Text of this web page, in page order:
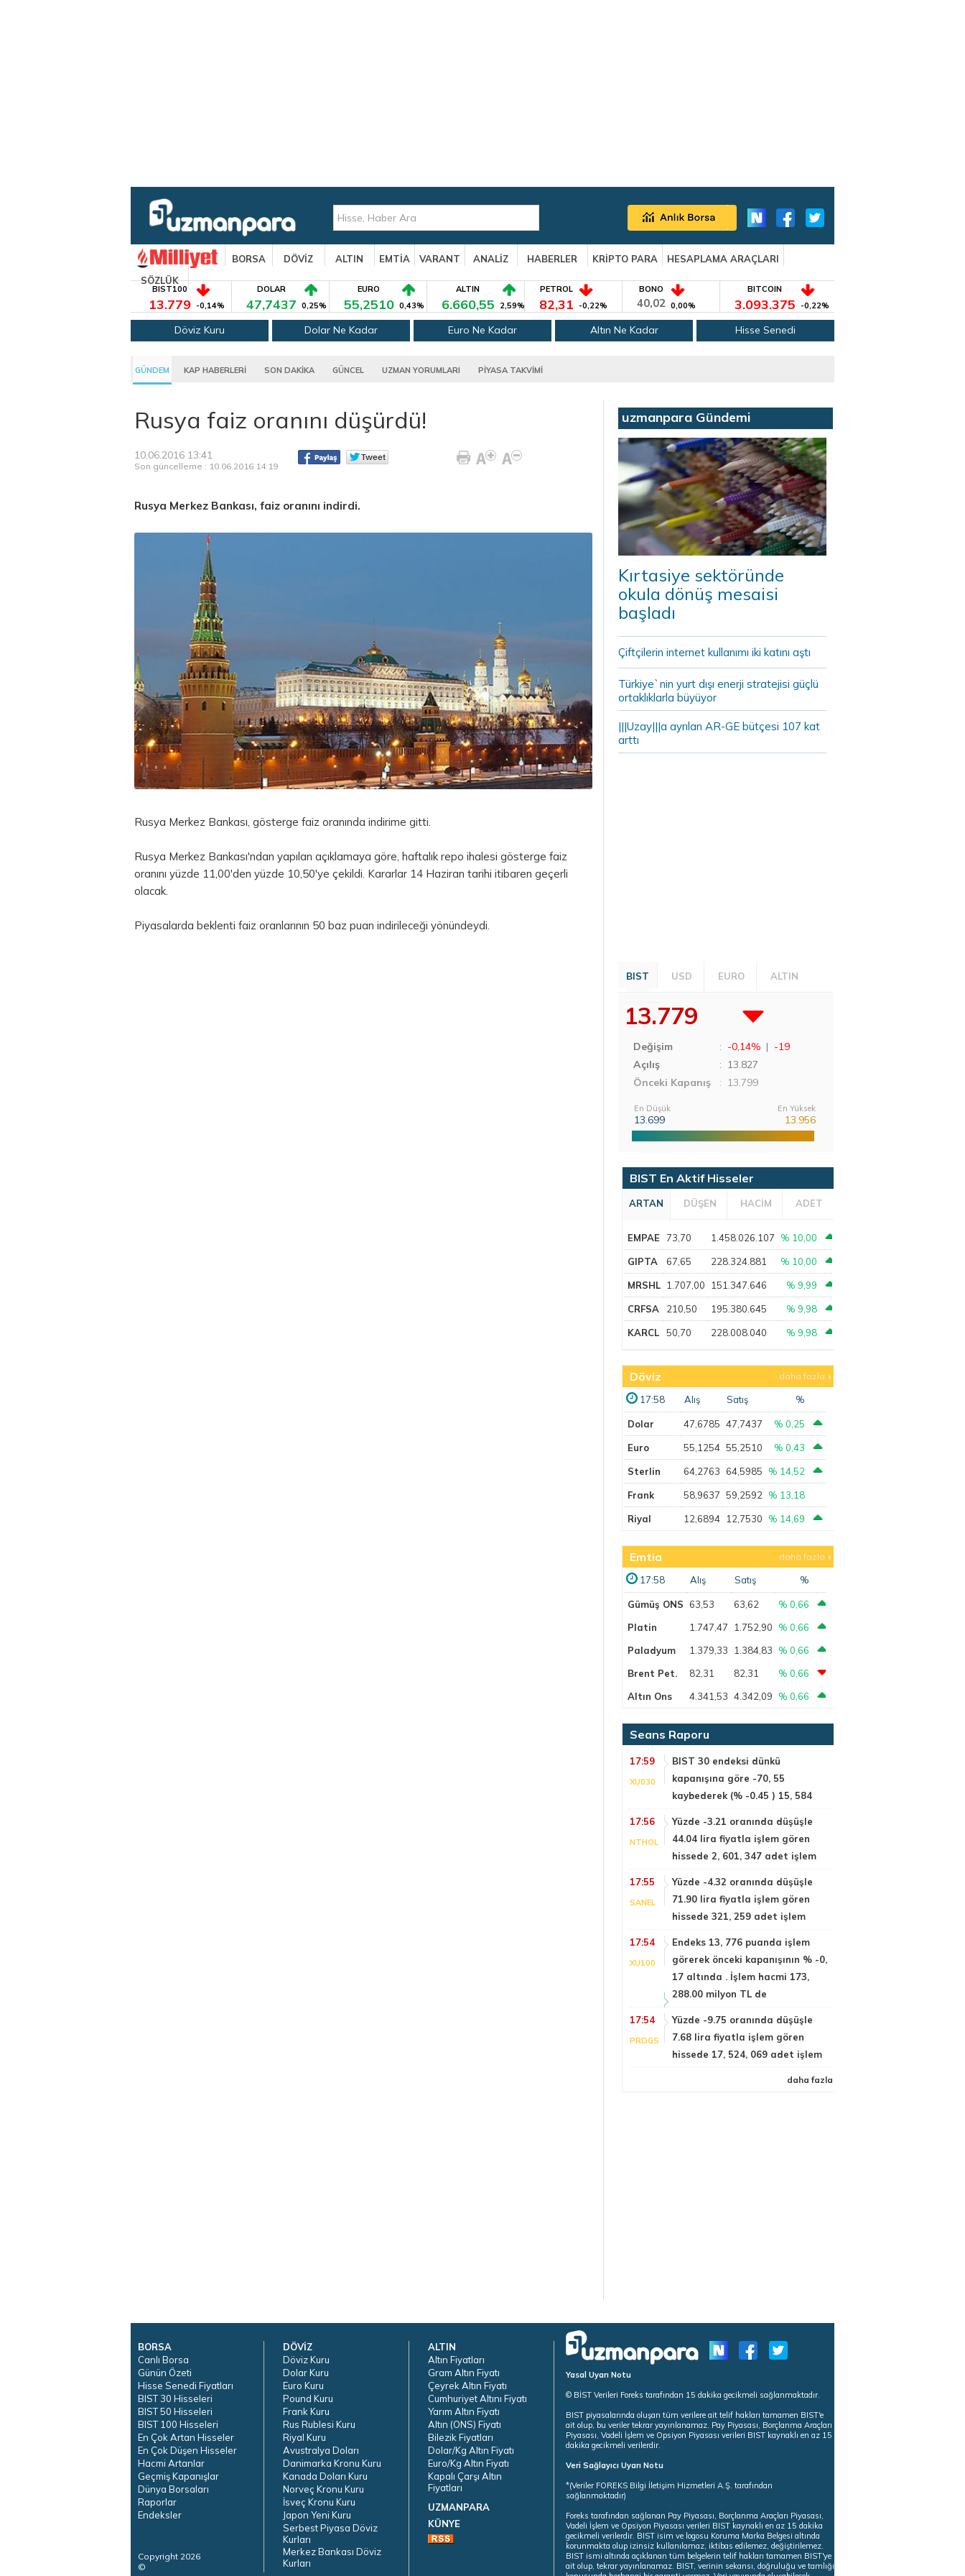
BORSA DÖVİZ ALTIN EMTİA VARANT ANALİZ HABERLER KRİPTO PARA
HESAPLAMA ARAÇLARI
SÖZLÜK
BIST100
13.779 -0,14%
DOLAR
47,7437 0,25%
EURO
55,2510 0,43%
ALTIN
6.660,55 2,59%
PETROL
82,31 -0,22%
BONO
40,02 0,00%
BITCOIN
3.093.375 -0,22%
Döviz Kuru Dolar Ne Kadar Euro Ne Kadar Altın Ne Kadar Hisse Senedi
GÜNDEM KAP HABERLERİ SON DAKİKA GÜNCEL UZMAN YORUMLARI PİYASA TAKVİMİ
Rusya faiz oranını düşürdü!
10.06.2016 13:41
Son güncelleme : 10.06.2016 14:19
Rusya Merkez Bankası, faiz oranını indirdi.
Rusya Merkez Bankası, gösterge faiz oranında indirime gitti.
Rusya Merkez Bankası'ndan yapılan açıklamaya göre, haftalık repo ihalesi gösterge faiz
oranını yüzde 11,00'den yüzde 10,50'ye çekildi. Kararlar 14 Haziran tarihi itibaren geçerli
olacak.
Piyasalarda beklenti faiz oranlarının 50 baz puan indirileceği yönündeydi.
uzmanpara Gündemi
Kırtasiye sektöründe
okula dönüş mesaisi
başladı
Çiftçilerin internet kullanımı iki katını aştı
Türkiye`nin yurt dışı enerji stratejisi güçlü
ortaklıklarla büyüyor
|||Uzay|||a ayrılan AR-GE bütçesi 107 kat
arttı
BIST USD EURO ALTIN
13.779
Değişim : -0,14% | -19
Açılış
: 13.827
Önceki Kapanış
: 13.799
En Düşük
13.699
En Yüksek
13.956
BIST En Aktif Hisseler
ARTAN DÜŞEN HACİM ADET
EMPAE 73,70 1.458.026.107 % 10,00
GIPTA 67,65 228.324.881 % 10,00
MRSHL 1.707,00 151.347.646 % 9,99
CRFSA 210,50 195.380.645 % 9,98
KARCL 50,70 228.008.040 % 9,98
Döviz daha fazla
17:58 Alış Satış %
Dolar 47,6785 47,7437 % 0,25
Euro 55,1254 55,2510 % 0,43
Sterlin 64,2763 64,5985 % 14,52
Frank 58,9637 59,2592 % 13,18
Riyal 12,6894 12,7530 % 14,69
Emtia daha fazla
17:58 Alış Satış %
Gümüş ONS 63,53 63,62
% 0,66
Platin
1.747,47 1.752,90
% 0,66
Paladyum
1.379,33 1.384,83
% 0,66
Brent Pet.
82,31 82,31
% 0,66
Altın Ons
4.341,53 4.342,09 % 0,66
Seans Raporu
17:59
XU030
BIST 30 endeksi dünkü
kapanışına göre -70, 55
kaybederek (% -0.45 ) 15, 584
17:56
NTHOL
Yüzde -3.21 oranında düşüşle
44.04 lira fiyatla işlem gören
hissede 2, 601, 347 adet işlem
17:55
SANEL
Yüzde -4.32 oranında düşüşle
71.90 lira fiyatla işlem gören
hissede 321, 259 adet işlem
17:54
XU100
Endeks 13, 776 puanda işlem
görerek önceki kapanışının % -0,
17 altında . İşlem hacmi 173,
288.00 milyon TL de
17:54
PRDGS
Yüzde -9.75 oranında düşüşle
7.68 lira fiyatla işlem gören
hissede 17, 524, 069 adet işlem
daha fazla
BORSA
Canlı Borsa
Günün Özeti
Hisse Senedi Fiyatları
BIST 30 Hisseleri
BIST 50 Hisseleri
BIST 100 Hisseleri
En Çok Artan Hisseler
En Çok Düşen Hisseler
Hacmi Artanlar
Geçmiş Kapanışlar
Dünya Borsaları
Raporlar
Endeksler
Copyright 2026
©
DÖVİZ
Döviz Kuru
Dolar Kuru
Euro Kuru
Pound Kuru
Frank Kuru
Rus Rublesi Kuru
Riyal Kuru
Avustralya Doları
Danimarka Kronu Kuru
Kanada Doları Kuru
Norveç Kronu Kuru
İsveç Kronu Kuru
Japon Yeni Kuru
Serbest Piyasa Döviz
Kurları
Merkez Bankası Döviz
Kurları
ALTIN
Altın Fiyatları
Gram Altın Fiyatı
Çeyrek Altın Fiyatı
Cumhuriyet Altını Fiyatı
Yarım Altın Fiyatı
Altın (ONS) Fiyatı
Bilezik Fiyatları
Dolar/Kg Altın Fiyatı
Euro/Kg Altın Fiyatı
Kapalı Çarşı Altın
Fiyatları
UZMANPARA
KÜNYE
Yasal Uyarı Notu
© BİST Verileri Foreks tarafından 15 dakika gecikmeli sağlanmaktadır.
BIST piyasalarında oluşan tüm verilere ait telif hakları tamamen BIST'e
ait olup, bu veriler tekrar yayınlanamaz. Pay Piyasası, Borçlanma Araçları
Piyasası, Vadeli İşlem ve Opsiyon Piyasası verileri BIST kaynaklı en az 15
dakika gecikmeli verilerdir.
Veri Sağlayıcı Uyarı Notu
*(Veriler FOREKS Bilgi İletişim Hizmetleri A.Ş. tarafından
sağlanmaktadır)
Foreks tarafından sağlanan Pay Piyasası, Borçlanma Araçları Piyasası,
Vadeli İşlem ve Opsiyon Piyasası verileri BIST kaynaklı en az 15 dakika
gecikmeli verilerdir. BIST isim ve logosu Koruma Marka Belgesi altında
korunmakta olup izinsiz kullanılamaz, iktibas edilemez, değiştirilemez.
BIST ismi altında açıklanan tüm belgelerin telif hakları tamamen BIST'ye
ait olup, tekrar yayınlanamaz. BIST, verinin sekansı, doğruluğu ve tamlığı